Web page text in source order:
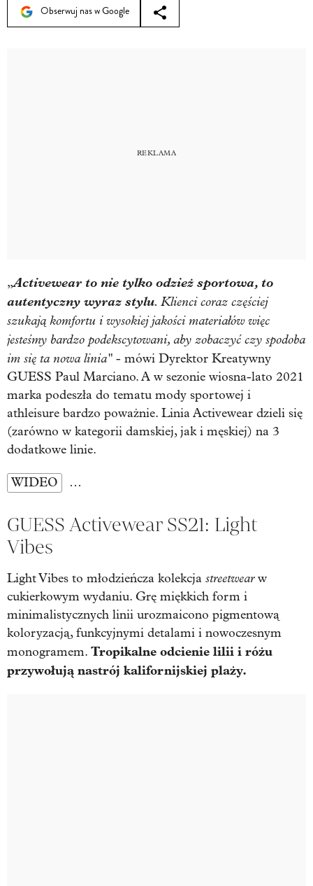
Obserwuj nas w Google
„Activewear to nie tylko odzież sportowa, to
autentyczny wyraz stylu. Klienci coraz częściej
szukają komfortu i wysokiej jakości materiałów więc
jesteśmy bardzo podekscytowani, aby zobaczyć czy spodoba
im się ta nowa linia" - mówi Dyrektor Kreatywny
GUESS Paul Marciano. A w sezonie wiosna-lato 2021
marka podeszła do tematu mody sportowej i
athleisure bardzo poważnie. Linia Activewear dzieli się
(zarówno w kategorii damskiej, jak i męskiej) na 3
dodatkowe linie.
WIDEO …
GUESS Activewear SS21: Light
Vibes
Light Vibes to młodzieńcza kolekcja streetwearw
cukierkowym wydaniu. Grę miękkich form i
minimalistycznych linii urozmaicono pigmentową
koloryzacją, funkcyjnymi detalami i nowoczesnym
monogramem. Tropikalne odcienie lilii i różu
przywołują nastrój kalifornijskiej plaży.